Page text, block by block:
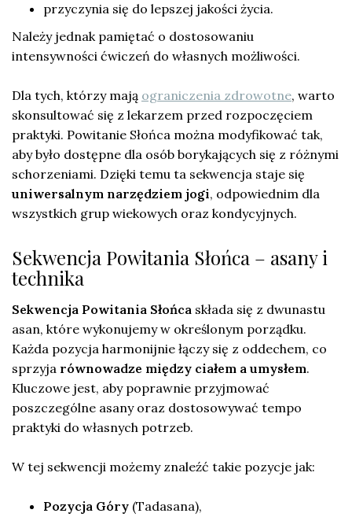
przyczynia się do lepszej jakości życia.
Należy jednak pamiętać o dostosowaniu
intensywności ćwiczeń do własnych możliwości.
Dla tych, którzy mają ograniczenia zdrowotne, warto
skonsultować się z lekarzem przed rozpoczęciem
praktyki. Powitanie Słońca można modyfikować tak,
aby było dostępne dla osób borykających się z różnymi
schorzeniami. Dzięki temu ta sekwencja staje się
uniwersalnym narzędziem jogi, odpowiednim dla
wszystkich grup wiekowych oraz kondycyjnych.
Sekwencja Powitania Słońca – asany i
technika
Sekwencja Powitania Słońca składa się z dwunastu
asan, które wykonujemy w określonym porządku.
Każda pozycja harmonijnie łączy się z oddechem, co
sprzyja równowadze między ciałem a umysłem.
Kluczowe jest, aby poprawnie przyjmować
poszczególne asany oraz dostosowywać tempo
praktyki do własnych potrzeb.
W tej sekwencji możemy znaleźć takie pozycje jak:
Pozycja Góry (Tadasana),